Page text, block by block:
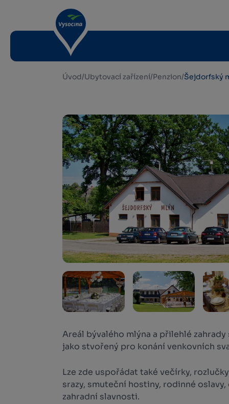
Úvod/Ubytovací zařízení/Penzion/Šejdorfský
Areál bývalého mlýna a přilehlé
jako stvořený pro konání venkovních
Lze zde uspořádat také večírky,
srazy, smuteční hostiny, rodinné
zahradní slavnosti.